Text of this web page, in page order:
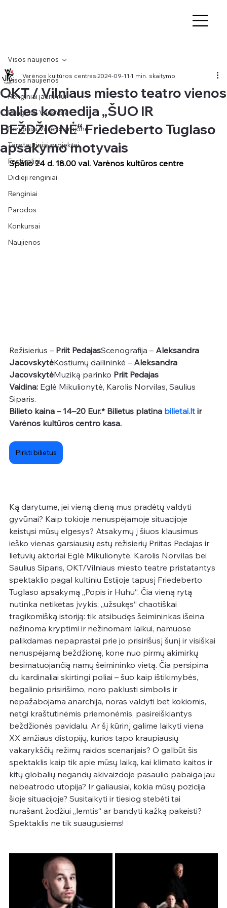
Visos naujienos
Renginiai jaunimui
Renginiai Varėnoje
Renginiai Varėnos rajone
Tarptautiniai projektai
Festivaliai
Didieji renginiai
Renginiai
Parodos
Konkursai
Naujienos
Visos naujienos
OKT / Vilniaus miesto teatro vienos
dalies komedija „ŠUO IR
BEŽDŽIONĖ“ Friedeberto Tuglaso
apsakymo motyvais
Varėnos kultūros centras 2024-09-11 1 min. skaitymo
Spalio 24 d. 18.00 val. Varėnos kultūros centre
Režisierius – Priit PedajasScenografija – Aleksandra
JacovskytėKostiumų dailininkė – Aleksandra
JacovskytėMuziką parinko Priit Pedajas
Vaidina: Eglė Mikulionytė, Karolis Norvilas, Saulius
Siparis.
Bilieto kaina – 14–20 Eur.* Bilietus platina bilietai.lt ir
Varėnos kultūros centro kasa.
Pirkti bilietus
Ką darytume, jei vieną dieną mus pradėtų valdyti
gyvūnai? Kaip tokioje nenuspėjamoje situacijoje
keistųsi mūsų elgesys? Atsakymų į šiuos klausimus
ieško vienas garsiausių estų režisierių Priitas Pedajas ir
lietuvių aktoriai Eglė Mikulionytė, Karolis Norvilas bei
Saulius Siparis, OKT/Vilniaus miesto teatre pristatantys
spektaklio pagal kultiniu Estijoje tapusį Friedeberto
Tuglaso apsakymą „Popis ir Huhu“. Čia vieną rytą
nutinka netikėtas įvykis, „užsukęs“ chaotiškai
tragikomišką istoriją: tik atsibudęs šeimininkas išeina
nežinoma kryptimi ir nežinomam laikui, namuose
palikdamas nepaprastai prie jo prisirišusį šunį ir visiškai
nenuspėjamą beždžionę, kone nuo pirmų akimirkų
besimatuojančią namų šeimininko vietą. Čia persipina
du kardinaliai skirtingi poliai – šuo kaip ištikimybės,
begalinio prisirišimo, noro paklusti simbolis ir
nepažabojama anarchija, noras valdyti bet kokiomis,
netgi kraštutinėmis priemonėmis, pasireiškiantys
beždžionės pavidalu. Ar šį kūrinį galime laikyti viena
XX amžiaus distopijų, kurios tapo kraupiausių
vakarykščių režimų raidos scenarijais? O galbūt šis
spektaklis kaip tik apie mūsų laiką, kai klimato kaitos ir
kitų globalių negandų akivaizdoje pasaulio pabaiga jau
nebeatrodo utopija? Ir galiausiai, kokia mūsų pozicija
šioje situacijoje? Susitaikyti ir tiesiog stebėti tai
nurašant žodžiui „lemtis“ ar bandyti kažką pakeisti?
Spektaklis ne tik suaugusiems!